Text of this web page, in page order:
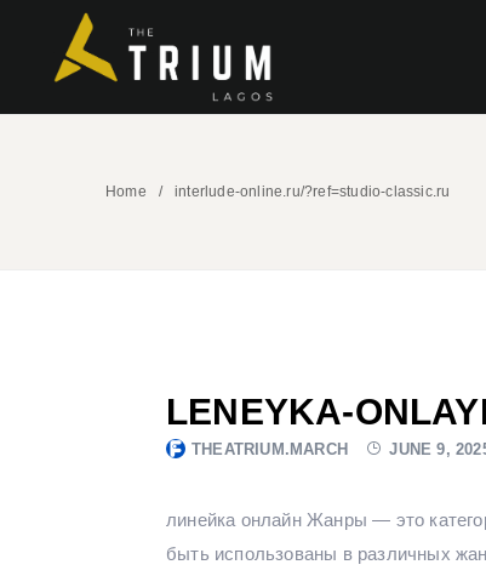
Home interlude-online.ru/?ref=studio-classic.ru
LENEYKA-
THEATRIUM.MARCH JUNE 9,
линейка онлайн Жанры — это
быть использованы в различных